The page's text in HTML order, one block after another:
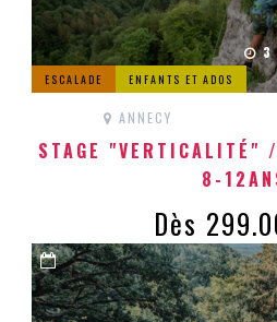
3
ESCALADE ENFANTS ET ADOS
ANNECY
STAGE "VERTICALITÉ"
8-
Dès